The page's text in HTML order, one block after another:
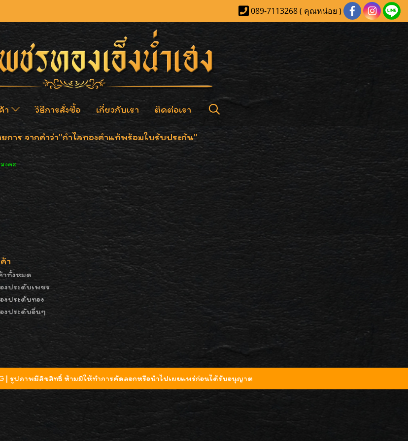
089-7113268 ( คุณหน่อย )
า วิธีการสั่งซื้อ เกี่ยวกับเรา ติดต่อเรา
การ จากคำว่า"กำไลทองคำแท้พร้อมใบรับประกัน"
มงคล
า
าทั้งหมด
องประดับเพชร
งประดับทอง
องประดับอื่นๆ
| รูปภาพมีลิขสิทธิ์ ห้ามมิให้ทำการคัดลอกหรือนำไปเผยแพร่ก่อนได้รับอนุญาต